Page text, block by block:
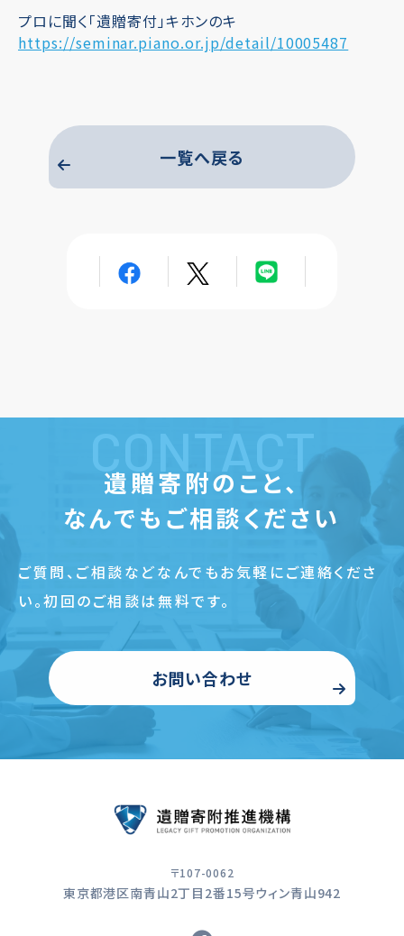
プロに聞く「遺贈寄付」キホンのキ
https://seminar.piano.or.jp/detail/10005487
一覧へ戻る
CONTACT
遺贈寄附のこと、
なんでもご相談ください
ご質問、ご相談などなんでもお気軽にご連絡くださ
い。初回のご相談は無料です。
お問い合わせ
〒107-0062
東京都港区南青山2丁目2番15号ウィン青山942